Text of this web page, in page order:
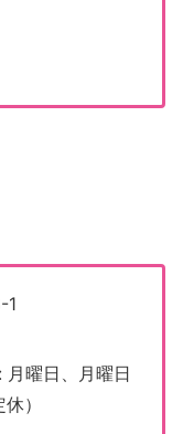
1
月曜日、月曜日
）